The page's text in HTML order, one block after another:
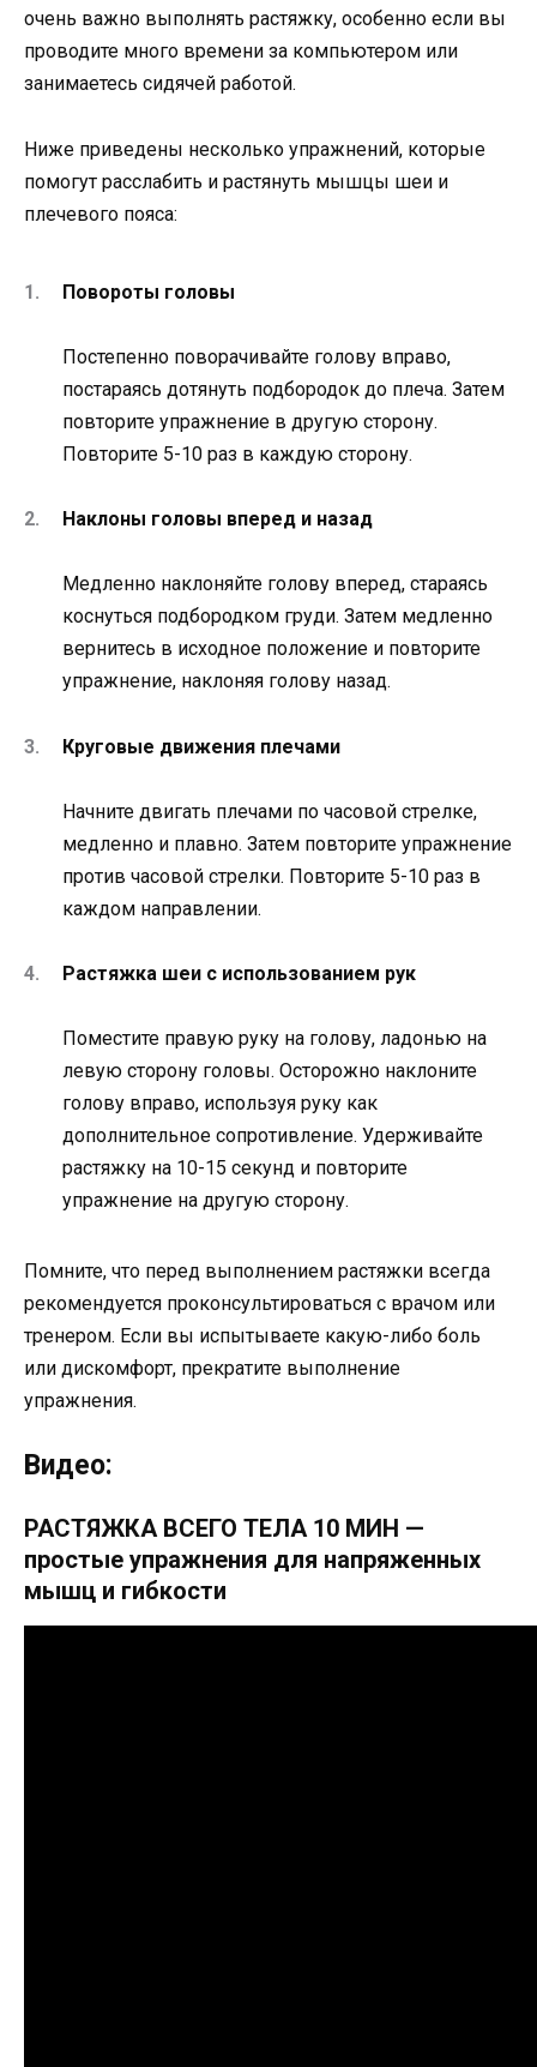
очень важно выполнять растяжку, особенно если вы
проводите много времени за компьютером или
занимаетесь сидячей работой.
Ниже приведены несколько упражнений, которые
помогут расслабить и растянуть мышцы шеи и
плечевого пояса:
Повороты головы
Постепенно поворачивайте голову вправо,
постараясь дотянуть подбородок до плеча. Затем
повторите упражнение в другую сторону.
Повторите 5-10 раз в каждую сторону.
Наклоны головы вперед и назад
Медленно наклоняйте голову вперед, стараясь
коснуться подбородком груди. Затем медленно
вернитесь в исходное положение и повторите
упражнение, наклоняя голову назад.
Круговые движения плечами
Начните двигать плечами по часовой стрелке,
медленно и плавно. Затем повторите упражнение
против часовой стрелки. Повторите 5-10 раз в
каждом направлении.
Растяжка шеи с использованием рук
Поместите правую руку на голову, ладонью на
левую сторону головы. Осторожно наклоните
голову вправо, используя руку как
дополнительное сопротивление. Удерживайте
растяжку на 10-15 секунд и повторите
упражнение на другую сторону.
Помните, что перед выполнением растяжки всегда
рекомендуется проконсультироваться с врачом или
тренером. Если вы испытываете какую-либо боль
или дискомфорт, прекратите выполнение
упражнения.
Видео:
РАСТЯЖКА ВСЕГО ТЕЛА 10 МИН —
простые упражнения для напряженных
мышц и гибкости